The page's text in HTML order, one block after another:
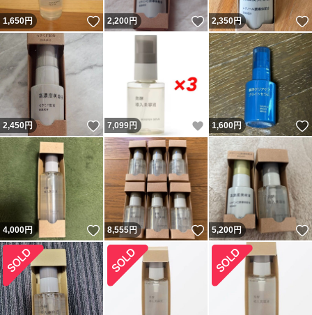
1,650円 いいね！
2,200円 いいね！
2,350円
2,450円 いいね！
7,099円 いいね！
1,600円
4,000円 いいね！
8,555円 いいね！
5,200円